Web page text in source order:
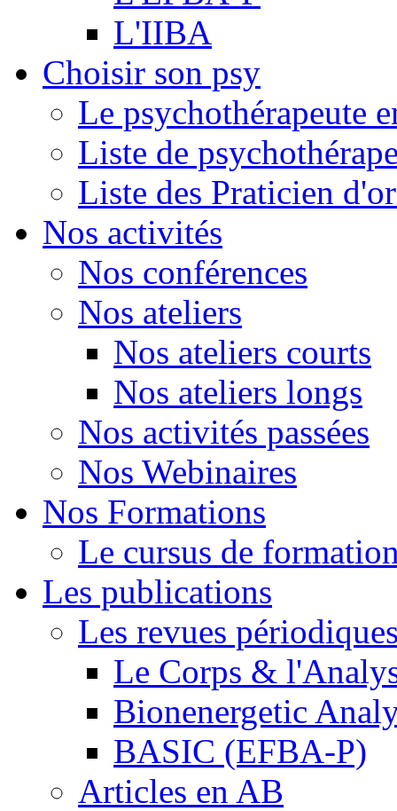
L'IIBA
Choisir son psy
Le psychothérapeute
Liste de
Liste des Praticien
Nos activités
Nos conférences
Nos ateliers
Nos ateliers courts
Nos ateliers longs
Nos activités passées
Nos Webinaires
Nos Formations
Le cursus de
Les publications
Les revues
Le Corps &
Bionenergetic
BASIC (EFBA-P)
Articles en AB